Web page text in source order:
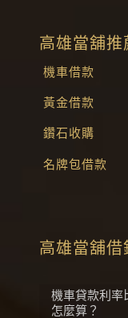
高雄當舖推
機車借款
黃金借款
鑽石收購
名牌包借款
高雄當舖借
機車貸款利率
怎麼算？